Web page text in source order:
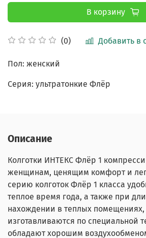
(0) Добавить в
В корзину
Пол: женский
Серия: ультратонкие Флёр
Описание
Колготки ИНТЕКС Флёр 1
женщинам, ценящим комфорт и
серию колготок Флёр 1 класса
теплое время года, а также при
нахождении в теплых помещениях,
изготавливаются по специальной
обладают хорошим